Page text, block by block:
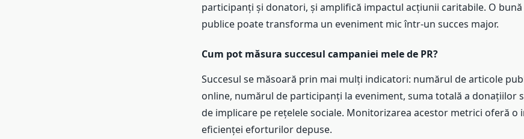
participanți și donatori, și amplifică impactul acțiunii caritabile. O
publice poate transforma un eveniment mic într-un succes major.
Cum pot măsura succesul campaniei mele de PR?
Succesul se măsoară prin mai mulți indicatori: numărul de articole
online, numărul de participanți la eveniment, suma totală a donațiilor
de implicare pe rețelele sociale. Monitorizarea acestor metrici oferă o
eficienței eforturilor depuse.